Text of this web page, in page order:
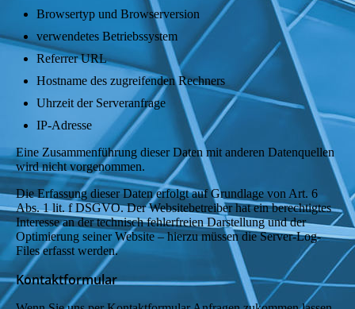
Browsertyp und Browserversion
verwendetes Betriebssystem
Referrer URL
Hostname des zugreifenden Rechners
Uhrzeit der Serveranfrage
IP-Adresse
Eine Zusammenführung dieser Daten mit anderen Datenquellen
wird nicht vorgenommen.
Die Erfassung dieser Daten erfolgt auf Grundlage von Art. 6
Abs. 1 lit. f DSGVO. Der Websitebetreiber hat ein berechtigtes
Interesse an der technisch fehlerfreien Darstellung und der
Optimierung seiner Website – hierzu müssen die Server-Log-
Files erfasst werden.
Kontaktformular